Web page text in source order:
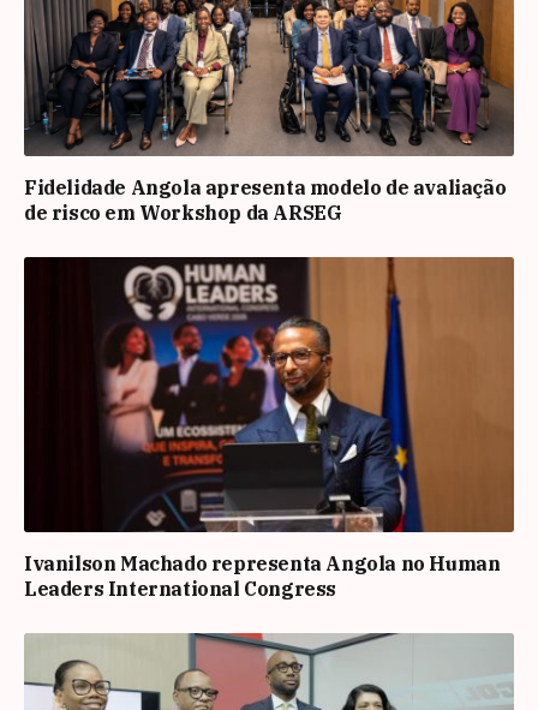
Fidelidade Angola apresenta modelo de avaliação
de risco em Workshop da ARSEG
Ivanilson Machado representa Angola no Human
Leaders International Congress